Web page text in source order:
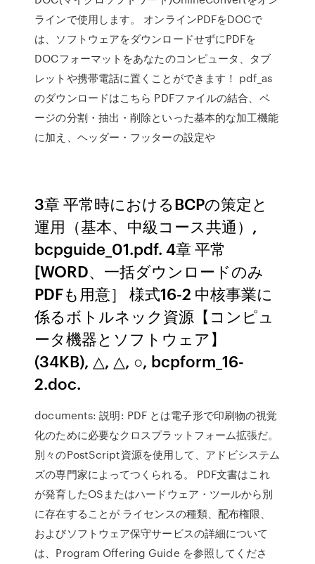
ラインで使用します。 オンラインPDFをDOCで
は、ソフトウェアをダウンロードせずにPDFを
DOCフォーマットをあなたのコンピュータ、タブ
レットや携帯電話に置くことができます！ pdf_as
のダウンロードはこちら PDFファイルの結合、ペ
ージの分割・抽出・削除といった基本的な加工機能
に加え、ヘッダー・フッターの設定や
3章 平常時におけるBCPの策定と
運用（基本、中級コース共通）,
bcpguide_01.pdf. 4章 平常
[WORD、一括ダウンロードのみ
PDFも用意］ 様式16-2 中核事業に
係るボトルネック資源【コンピュ
ータ機器とソフトウェア】
(34KB), △, △, ○, bcpform_16-
2.doc.
documents: 説明: PDF とは電子形で印刷物の視覚
化のために必要なクロスプラットフォーム拡張だ。
別々のPostScript資源を使用して、アドビシステム
ズの専門家によってつくられる。 PDF文書はこれ
が発育したOSまたはハードウェア・ツールから別
に存在することが ライセンスの種類、配布権限、
およびソフトウェア保守サービスの詳細について
は、Program Offering Guide を参照してくださ